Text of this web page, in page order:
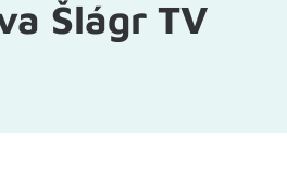
Šlágr TV